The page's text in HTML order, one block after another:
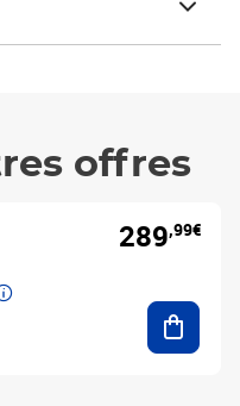
offres
289,99€